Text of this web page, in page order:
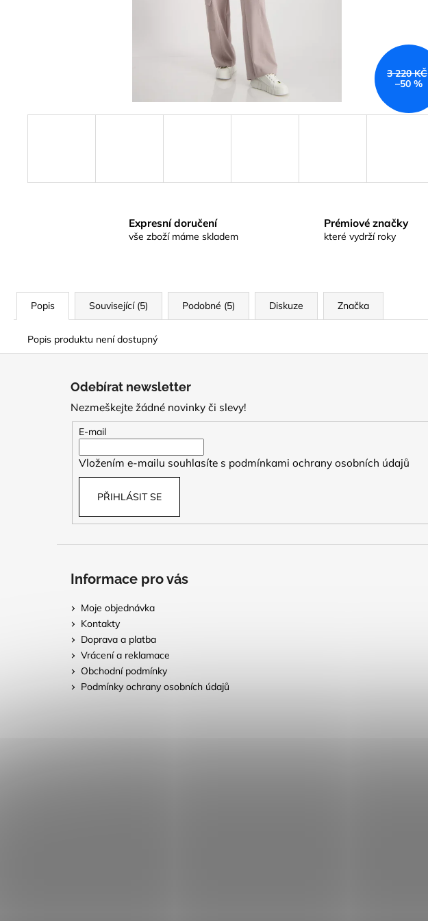
3 220 KČ
–50 %
Expresní doručení
vše zboží máme skladem
Prémiové značky
které vydrží roky
Popis Související (5) Podobné (5) Diskuze Značka
Popis produktu není dostupný
Odebírat newsletter
Nezmeškejte žádné novinky či slevy!
E-mail
Vložením e-mailu souhlasíte s podmínkami ochrany osobních údajů
PŘIHLÁSIT SE
Informace pro vás
Moje objednávka
Kontakty
Doprava a platba
Vrácení a reklamace
Obchodní podmínky
Podmínky ochrany osobních údajů